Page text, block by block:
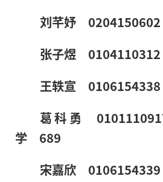
刘芊妤
张子煜
王轶宣
葛科勇
学 689
宋嘉欣